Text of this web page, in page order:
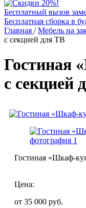
Бесплатный вызов
Бесплатная сборка в
Главная /Мебель на
с секцией для ТВ
Гостиная
с секцией
Гостиная «Шкаф-
Цена:
от 35 000 руб.